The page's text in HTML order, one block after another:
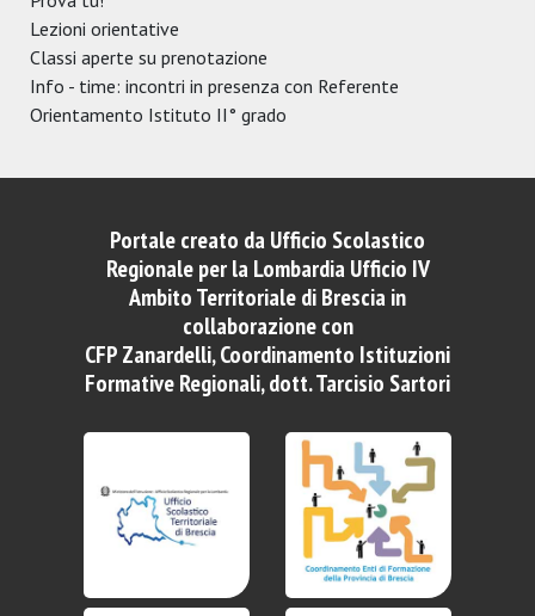
Lezioni orientative
Classi aperte su prenotazione
Info - time: incontri in presenza con Referente
Orientamento Istituto II° grado
Portale creato da Ufficio Scolastico
Regionale per la Lombardia Ufficio IV
Ambito Territoriale di Brescia in
collaborazione con
CFP Zanardelli, Coordinamento Istituzioni
Formative Regionali, dott. Tarcisio Sartori